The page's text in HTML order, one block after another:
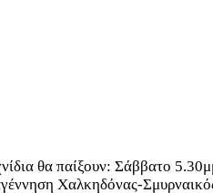
θα παίξουν: Σάββατο
Χαλκηδόνας-